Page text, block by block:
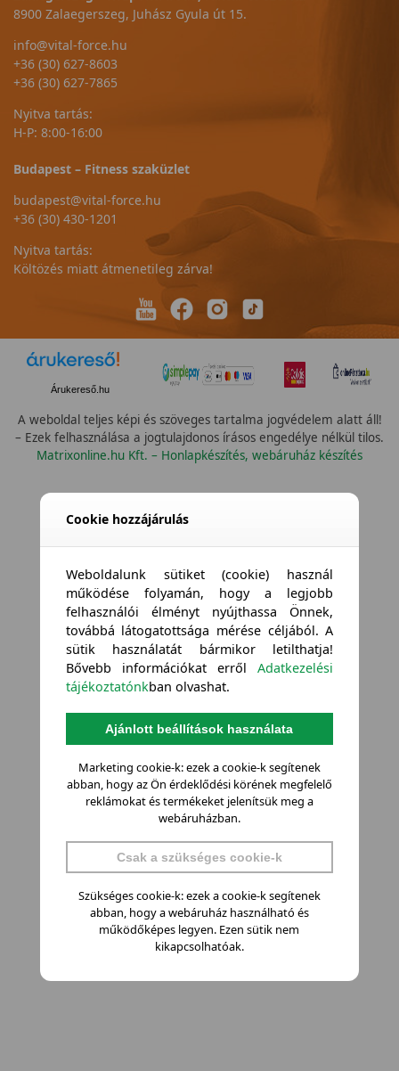
8900 Zalaegerszeg, Juhász Gyula út 15.
info@vital-force.hu
+36 (30) 627-8603
+36 (30) 627-7865
Nyitva tartás:
H-P: 8:00-16:00
Budapest – Fitness szaküzlet
budapest@vital-force.hu
+36 (30) 430-1201
Nyitva tartás:
Költözés miatt átmenetileg zárva!
Árukereső.hu
A weboldal teljes képi és szöveges tartalma jogvédelem alatt áll!
– Ezek felhasználása a jogtulajdonos írásos engedélye nélkül tilos.
Matrixonline.hu Kft. – Honlapkészítés, webáruház készítés
Cookie hozzájárulás
Weboldalunk sütiket (cookie) használ
működése folyamán, hogy a legjobb
felhasználói élményt nyújthassa Önnek,
továbbá látogatottsága mérése céljából. A
sütik használatát bármikor letilthatja!
Bővebb információkat errőlAdatkezelési
tájékoztatónkban olvashat.
Ajánlott beállítások használata
Marketing cookie-k: ezek a cookie-k segítenek
abban, hogy az Ön érdeklődési körének megfelelő
reklámokat és termékeket jelenítsük meg a
webáruházban.
Csak a szükséges cookie-k
Szükséges cookie-k: ezek a cookie-k segítenek
abban, hogy a webáruház használható és
működőképes legyen. Ezen sütik nem
kikapcsolhatóak.